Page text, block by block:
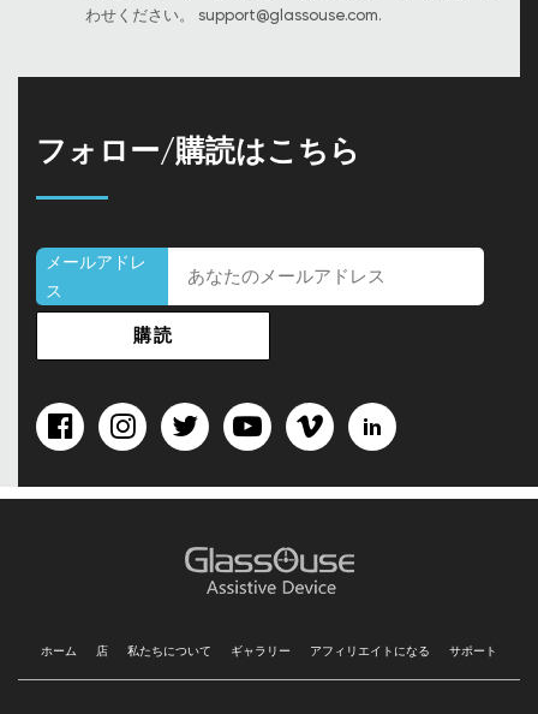
わせください。 support@glassouse.com.
フォロー/購読はこちら
メールアドレ
ス
ホーム 店 私たちについて ギャラリー アフィリエイトになる サポート